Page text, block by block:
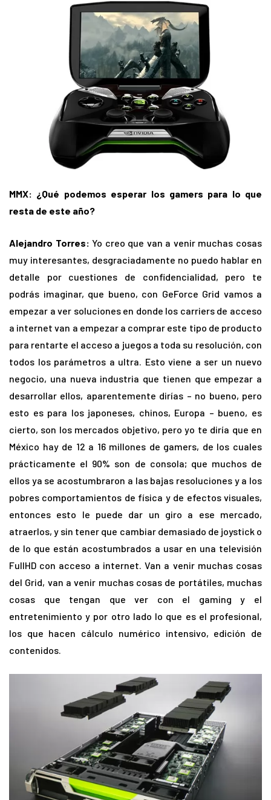
MMX: ¿Qué podemos esperar los gamers para lo que
resta de este año?
Alejandro Torres: Yo creo que van a venir muchas cosas
muy interesantes, desgraciadamente no puedo hablar en
detalle por cuestiones de confidencialidad, pero te
podrás imaginar, que bueno, con GeForce Grid vamos a
empezar a ver soluciones en donde los carriers de acceso
a internet van a empezar a comprar este tipo de producto
para rentarte el acceso a juegos a toda su resolución, con
todos los parámetros a ultra. Esto viene a ser un nuevo
negocio, una nueva industria que tienen que empezar a
desarrollar ellos, aparentemente dirías – no bueno, pero
esto es para los japoneses, chinos, Europa – bueno, es
cierto, son los mercados objetivo, pero yo te diría que en
México hay de 12 a 16 millones de gamers, de los cuales
prácticamente el 90% son de consola; que muchos de
ellos ya se acostumbraron a las bajas resoluciones y a los
pobres comportamientos de física y de efectos visuales,
entonces esto le puede dar un giro a ese mercado,
atraerlos, y sin tener que cambiar demasiado de joystick o
de lo que están acostumbrados a usar en una televisión
FullHD con acceso a internet. Van a venir muchas cosas
del Grid, van a venir muchas cosas de portátiles, muchas
cosas que tengan que ver con el gaming y el
entretenimiento y por otro lado lo que es el profesional,
los que hacen cálculo numérico intensivo, edición de
contenidos.